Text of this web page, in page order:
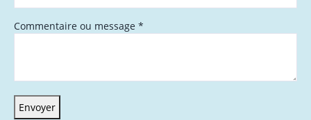
Commentaire ou message *
Envoyer